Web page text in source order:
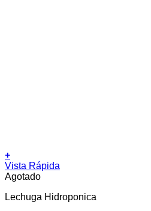
+
Vista Rápida
Agotado
Lechuga Hidroponica